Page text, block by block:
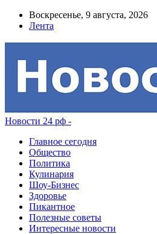
Воскресенье, 9 августа, 2026
Лента
Новости 24 рф -
Главное сегодня
Общество
Политика
Кулинария
Шоу-Бизнес
Здоровье
Пикантное
Полезные советы
Интересные новости